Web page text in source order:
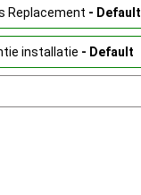
Replacement - Default
installatie - Default